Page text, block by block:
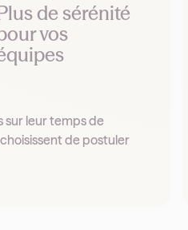
de sérénité
vos
sur leur temps de
de postuler